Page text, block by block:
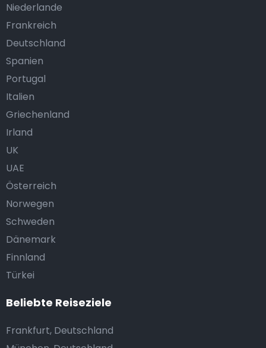
Niederlande
Frankreich
Deutschland
Spanien
Portugal
Italien
Griechenland
Irland
UK
UAE
Österreich
Norwegen
Schweden
Dänemark
Finnland
Türkei
Beliebte Reiseziele
Frankfurt, Deutschland